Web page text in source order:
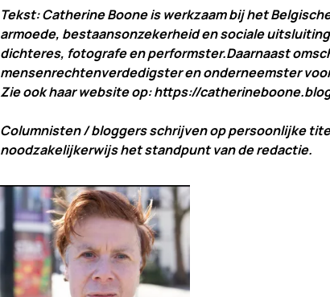
Tekst: Catherine Boone is werkzaam bij het
armoede, bestaansonzekerheid en sociale
dichteres, fotografe en performster.Daarnaast
mensenrechtenverdedigster en onderneemster
Zie ook haar website op:https://
Columnisten / bloggers schrijven op persoonlijke
noodzakelijkerwijs het standpunt van de redactie.